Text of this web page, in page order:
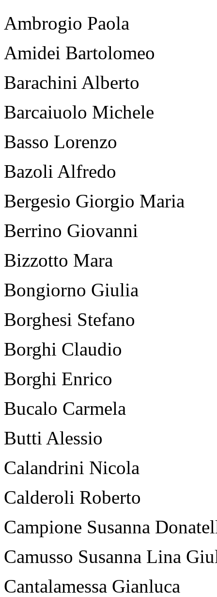
Ambrogio Paola
Amidei Bartolomeo
Barachini Alberto
Barcaiuolo Michele
Basso Lorenzo
Bazoli Alfredo
Bergesio Giorgio Maria
Berrino Giovanni
Bizzotto Mara
Bongiorno Giulia
Borghesi Stefano
Borghi Claudio
Borghi Enrico
Bucalo Carmela
Butti Alessio
Calandrini Nicola
Calderoli Roberto
Campione Susanna
Camusso Susanna Lina
Cantalamessa Gianluca